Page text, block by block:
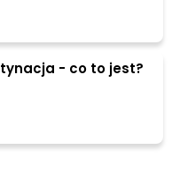
- co to jest?